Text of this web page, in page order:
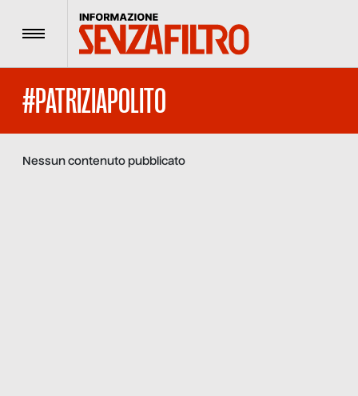
Menu
#PATRIZIAPOLITO
Nessun contenuto pubblicato